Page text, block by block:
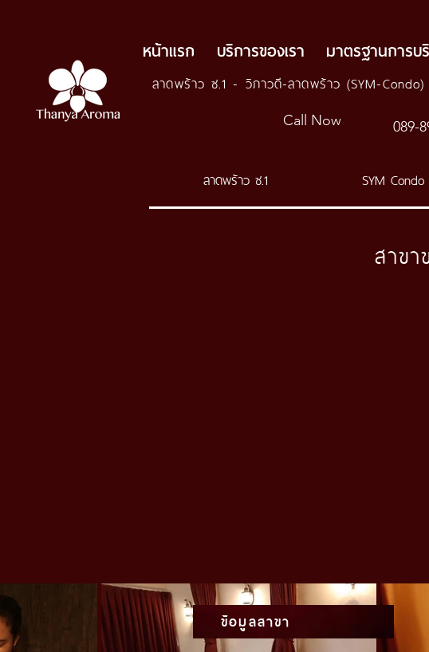
หน้าแรก บริการของเรา มาตรฐานการบ
ลาดพร้าว ซ.1 - วิภาวดี-ลาดพร้าว (SYM-
Call Now 089-
ลาดพร้าว ซ.1 SYM Condo
สาข
ข้อมูลสาขา